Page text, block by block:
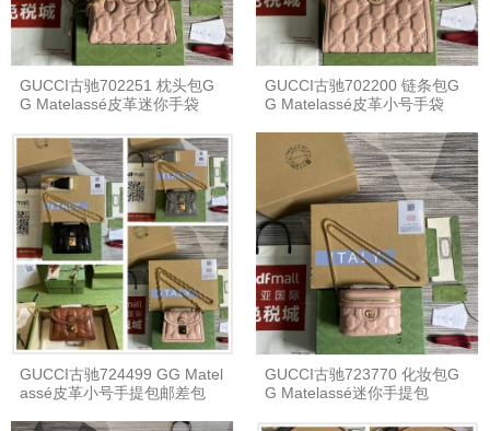
GUCCI古驰702251 枕头包G
G Matelassé皮革迷你手袋
GUCCI古驰702200 链条包G
G Matelassé皮革小号手袋
GUCCI古驰724499 GG Matel
assé皮革小号手提包邮差包
GUCCI古驰723770 化妆包G
G Matelassé迷你手提包